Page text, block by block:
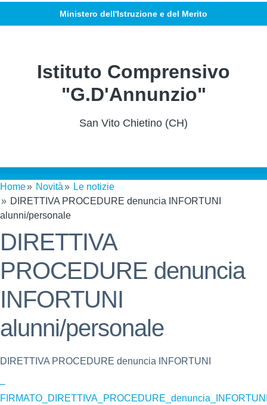
Ministero dell'Istruzione e del Merito
Istituto Comprensivo
"G.D'Annunzio"
San Vito Chietino (CH)
Home Novità
Le notizie
DIRETTIVA PROCEDURE denuncia INFORTUNI
alunni/personale
DIRETTIVA
PROCEDURE denuncia
INFORTUNI
alunni/personale
DIRETTIVA PROCEDURE denuncia INFORTUNI
–